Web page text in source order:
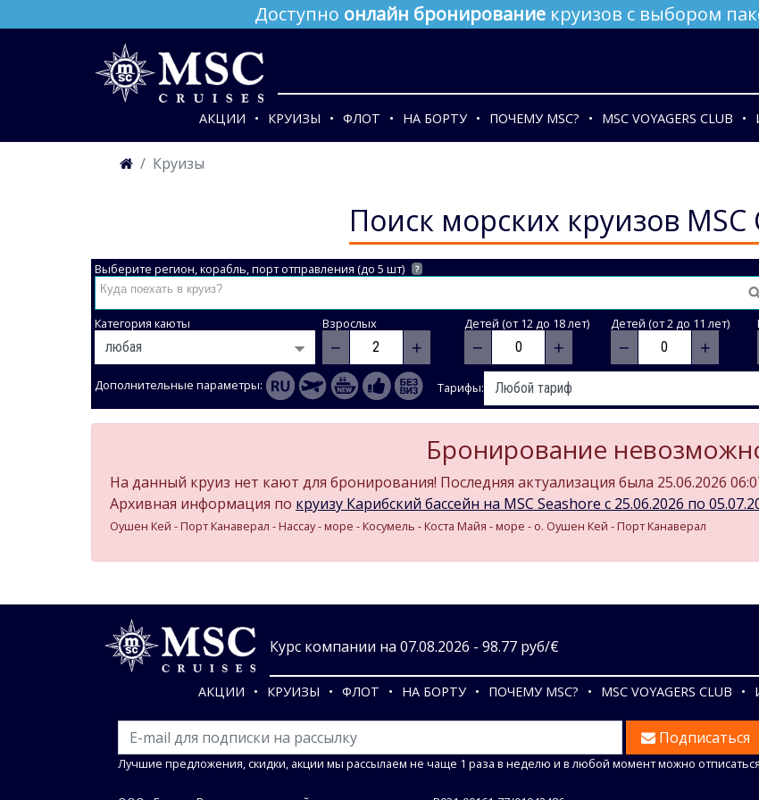
Доступно онлайн бронирование круизов с выбором
АКЦИИ КРУИЗЫ ФЛОТ НА БОРТУ ПОЧЕМУ MSC? MSC VOYAGERS CLUB
Круизы
Поиск морских круизов MSC
Выберите регион, корабль, порт отправления (до 5 шт) ?
Категория каюты Взрослых
− +
Детей (от 12 до 18 лет)
− +
Детей (от 2 до 11 лет)
− +
Дополнительные параметры: Тарифы:
Бронирование
На данный круиз нет кают для бронирования! Последняя актуализация была 25.06.2026
Архивная информация по круизу Карибский бассейн на MSC Seashore c 25.06.2026 по
Оушен Кей - Порт Канаверал - Нассау - море - Косумель - Коста Майя - море - о. Оушен Кей - Порт Канаверал
Курс компании на 07.08.2026 - 98.77 руб/€
АКЦИИ КРУИЗЫ ФЛОТ НА БОРТУ ПОЧЕМУ MSC? MSC VOYAGERS CLUB
Подписаться
Лучшие предложения, скидки, акции мы рассылаем не чаще 1 раза в неделю и в любой момент можно отписаться